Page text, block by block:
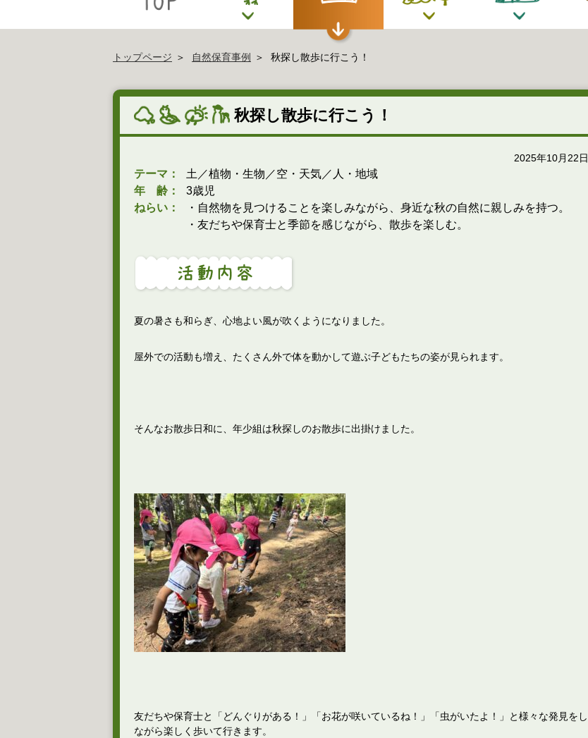
トップページ 自然保育事例 秋探し散歩に行こう！
秋探し散歩に行こう！
2025年10月22日
テーマ：
土／植物・生物／空・天気／人・地域
年 齢：
3歳児
ねらい：
・自然物を見つけることを楽しみながら、身近な秋の自然に親しみを持つ。
・友だちや保育士と季節を感じながら、散歩を楽しむ。
夏の暑さも和らぎ、心地よい風が吹くようになりました。
屋外での活動も増え、たくさん外で体を動かして遊ぶ子どもたちの姿が見られます。
そんなお散歩日和に、年少組は秋探しのお散歩に出掛けました。
友だちや保育士と「どんぐりがある！」「お花が咲いているね！」「虫がいたよ！」と様々な発見をし
ながら楽しく歩いて行きます。